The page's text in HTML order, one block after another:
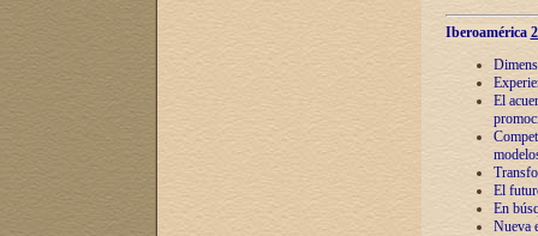
Iberoamérica
El
El
En
Nueva